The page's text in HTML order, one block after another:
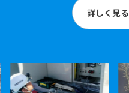
詳しく見る